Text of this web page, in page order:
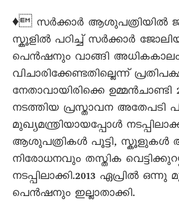
♦ സര്‍ക്കാര്‍ ആശുപത്രിയില്‍
സ്കൂളില്‍ പഠിച്ച് സര്‍ക്കാര്‍
പെന്‍ഷനും വാങ്ങി അധികകാലം
വിചാരിക്കേണ്ടതില്ലെന്ന്
നേതാവായിരിക്കെ ഉമ്മന്‍ചാണ്ടി
നടത്തിയ പ്രസ്താവന അതേപടി
മുഖ്യമന്ത്രിയായപ്പോള്‍
ആശുപത്രികള്‍ പൂട്ടി, സ്കൂളുകള്‍
നിരോധനവും തസ്തിക
നടപ്പിലാക്കി.2013 ഏപ്രിൽ
പെന്‍ഷനും ഇല്ലാതാക്കി.